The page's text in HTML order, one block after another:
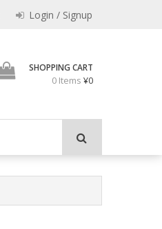
魔法使いのべし
Login / Signup
SHOPPING CART
0 Items ¥0